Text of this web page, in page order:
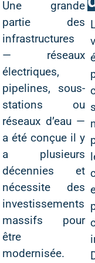
Une grande
partie des
infrastructures
— réseaux
électriques,
pipelines, sous-
stations ou
réseaux d’eau —
a été conçue il y
a plusieurs
décennies et
nécessite des
investissements
massifs pour
être
modernisée.